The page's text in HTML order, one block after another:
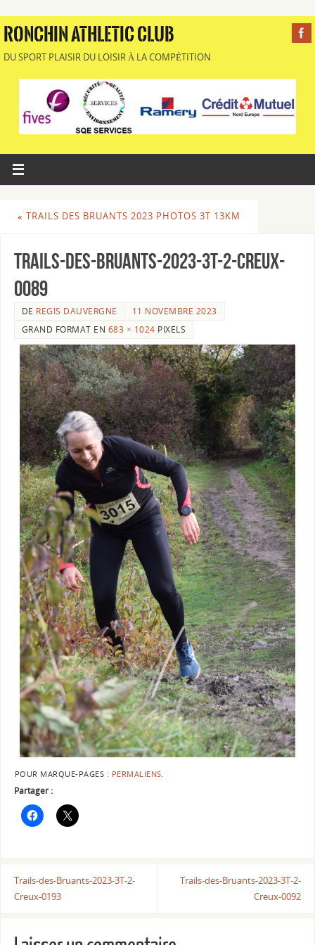
RONCHIN ATHLETIC CLUB
DU SPORT PLAISIR DU LOISIR À LA COMPÉTITION
« TRAILS DES BRUANTS 2023 PHOTOS 3T 13KM
Trails-des-Bruants-2023-3T-2-Creux-
0089
DE REGIS DAUVERGNE
11 NOVEMBRE 2023
GRAND FORMAT EN 683 × 1024 PIXELS
POUR MARQUE-PAGES : PERMALIENS
Partager :
Trails-des-Bruants-2023-3T-2-
Creux-0193
Trails-des-Bruants-2023-3T-2-
Creux-0092